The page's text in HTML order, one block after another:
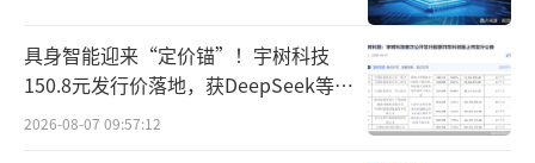
老年人高品质生活是中国式现代化的重要
内容，科学的营养支持是实现高品质的关键之
一！未来，老年营养健康新需求会更多元更旺
盛，其市场地位开始从边缘转向主流。
具身智能迎来“定价锚”！宇树科技
150.8元发行价落地，获DeepSeek等豪
华战配加持
2026-08-07 09:57:12